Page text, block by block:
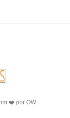
❤️ por OW